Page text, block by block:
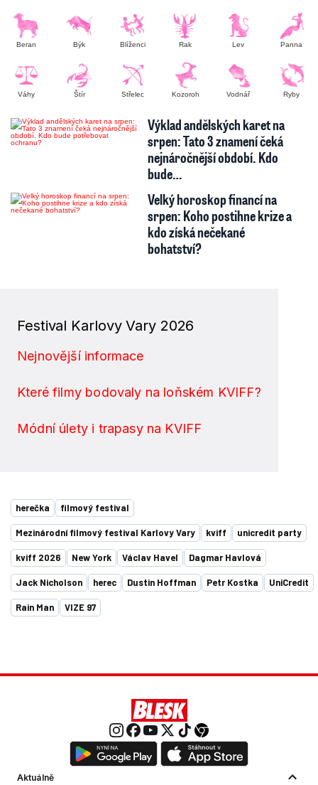
Beran Býk Blíženci Rak Lev Panna
Váhy Štír Střelec Kozoroh Vodnář Ryby
Výklad andělských karet na
srpen: Tato 3 znamení čeká
nejnáročnější období. Kdo
bude…
Velký horoskop financí na
srpen: Koho postihne krize a
kdo získá nečekané
bohatství?
Festival Karlovy Vary 2026
Nejnovější informace
Které filmy bodovaly na loňském KVIFF?
Módní úlety i trapasy na KVIFF
herečka filmový festival
Mezinárodní filmový festival Karlovy Vary kviff unicredit party
kviff 2026 New York Václav Havel Dagmar Havlová
Jack Nicholson herec Dustin Hoffman Petr Kostka UniCredit
Rain Man VIZE 97
Aktuálně